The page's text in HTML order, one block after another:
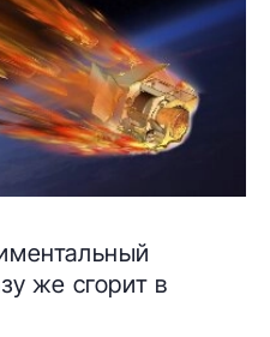
же сгорит в